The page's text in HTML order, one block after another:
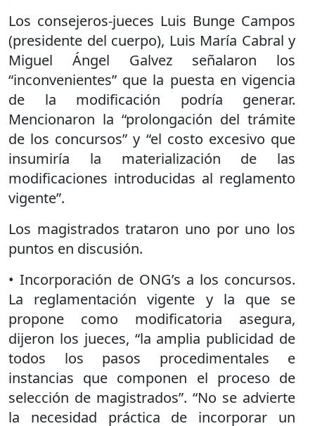
Los consejeros-jueces Luis Bunge Campos
(presidente del cuerpo), Luis María Cabral y
Miguel Ángel Galvez señalaron los
“inconvenientes” que la puesta en vigencia
de la modificación podría generar.
Mencionaron la “prolongación del trámite
de los concursos” y “el costo excesivo que
insumiría la materialización de las
modificaciones introducidas al reglamento
vigente”.
Los magistrados trataron uno por uno los
puntos en discusión.
• Incorporación de ONG’s a los concursos.
La reglamentación vigente y la que se
propone como modificatoria asegura,
dijeron los jueces, “la amplia publicidad de
todos los pasos procedimentales e
instancias que componen el proceso de
selección de magistrados”. “No se advierte
la necesidad práctica de incorporar un